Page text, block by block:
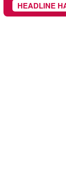
HEADLINE
Saksi